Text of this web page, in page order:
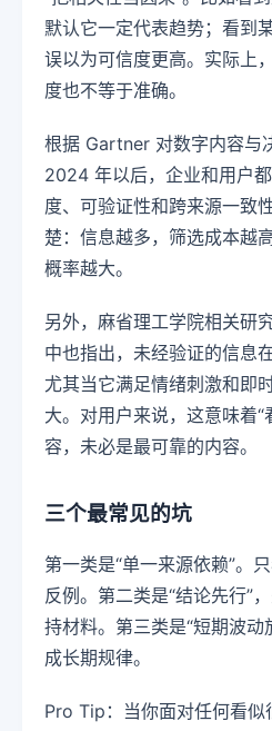
默认它一定代表趋势；看到
误以为可信度更高。实际上
度也不等于准确。
根据 Gartner 对数字内容与
2024 年以后，企业和用户
度、可验证性和跨来源一致
楚：信息越多，筛选成本越
概率越大。
另外，麻省理工学院相关研
中也指出，未经验证的信息
尤其当它满足情绪刺激和即
大。对用户来说，这意味着“
容，未必是最可靠的内容。
三个最常见的坑
第一类是“单一来源依赖”。
反例。第二类是“结论先行”
持材料。第三类是“短期波动
成长期规律。
Pro Tip：当你面对任何看似